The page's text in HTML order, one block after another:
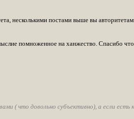
несколькими постами выше вы
помноженное на ханжество. Спасибо
( что довольно субъективно), а если